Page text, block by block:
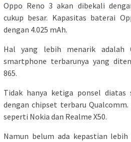
Oppo Reno 3 akan dibekali
cukup besar. Kapasitas baterai
dengan 4.025 mAh.
Hal yang lebih menarik adalah
smartphone terbarunya yang
865.
Tidak hanya ketiga ponsel diatas
dengan chipset terbaru
seperti Nokia dan Realme X50.
Namun belum ada kepastian